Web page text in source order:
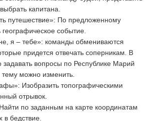
капитана.
путешествие»: По предложенному
событие.
я – тебе»: команды обмениваются
придется отвечать соперникам. В
задавать вопросы по Республике Марий
можно изменить.
Изобразить топографическими
отрывок.
по заданным на карте координатам
бедствие.